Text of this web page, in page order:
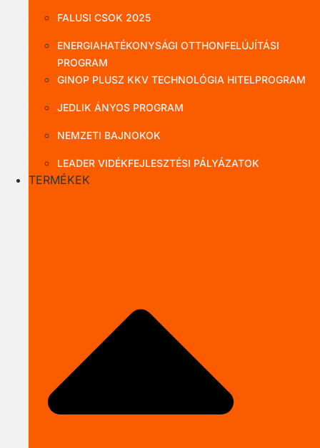
FALUSI CSOK 2025
ENERGIAHATÉKONYSÁGI OTTHONFELÚJÍTÁSI
PROGRAM
GINOP PLUSZ KKV TECHNOLÓGIA HITELPROGRAM
JEDLIK ÁNYOS PROGRAM
NEMZETI BAJNOKOK
LEADER VIDÉKFEJLESZTÉSI PÁLYÁZATOK
TERMÉKEK